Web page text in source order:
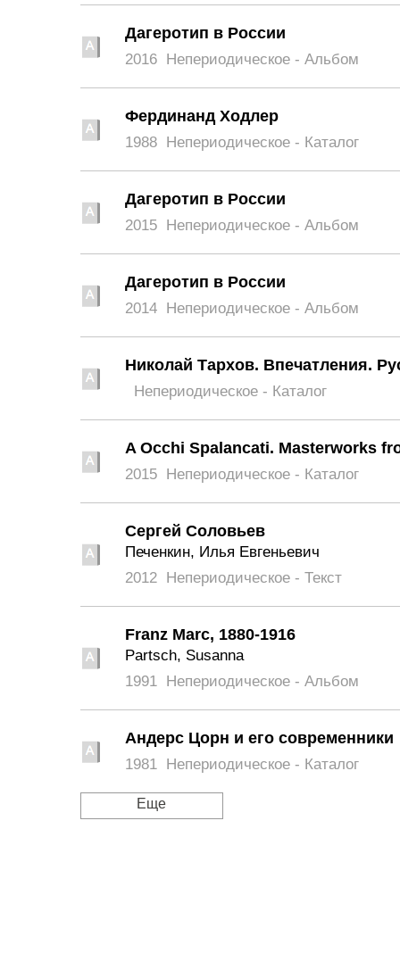
Дагеротип в России
2016 Непериодическое - Альбом
Фердинанд Ходлер
1988 Непериодическое - Каталог
Дагеротип в России
2015 Непериодическое - Альбом
Дагеротип в России
2014 Непериодическое - Альбом
Николай Тархов. Впечатления.
Непериодическое - Каталог
A Occhi Spalancati. Masterworks
2015 Непериодическое - Каталог
Сергей Соловьев
Печенкин, Илья Евгеньевич
2012 Непериодическое - Текст
Franz Marc, 1880-1916
Partsch, Susanna
1991 Непериодическое - Альбом
Андерс Цорн и его современники
1981 Непериодическое - Каталог
Еще